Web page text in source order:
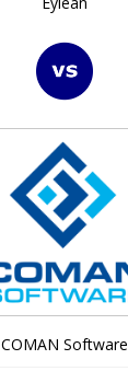
COMAN Software